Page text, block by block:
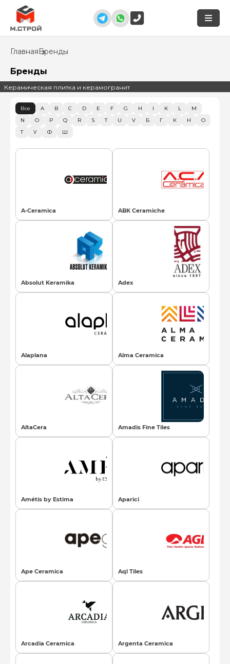
ГлавнаяБренды
Бренды
Керамическая плитка и керамогранит
Все A B C D E F G H I K L
M
N
O P Q R S T U V Б Г К Н
О
Т
У Ф Ш
A-Ceramica ABK Ceramiche
Absolut Keramika Adex
Alaplana Alma Ceramica
AltaCera Amadis Fine Tiles
Amétis by Estima Aparici
Ape Ceramica Aql Tiles
Arcadia Ceramica Argenta Ceramica